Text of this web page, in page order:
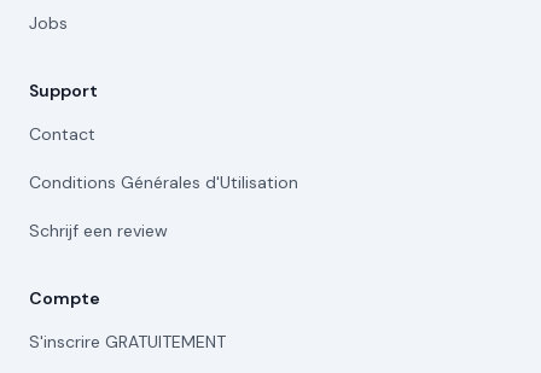
Jobs
Support
Contact
Conditions Générales d'Utilisation
Schrijf een review
Compte
S'inscrire GRATUITEMENT